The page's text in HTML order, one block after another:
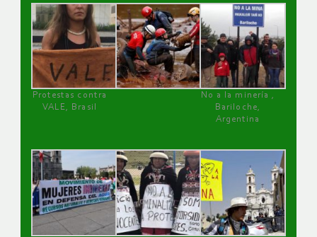
Protestas contra
VALE, Brasil
No a la minería ,
Bariloche,
Argentina